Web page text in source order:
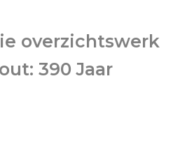
overzichtswerk
390 Jaar